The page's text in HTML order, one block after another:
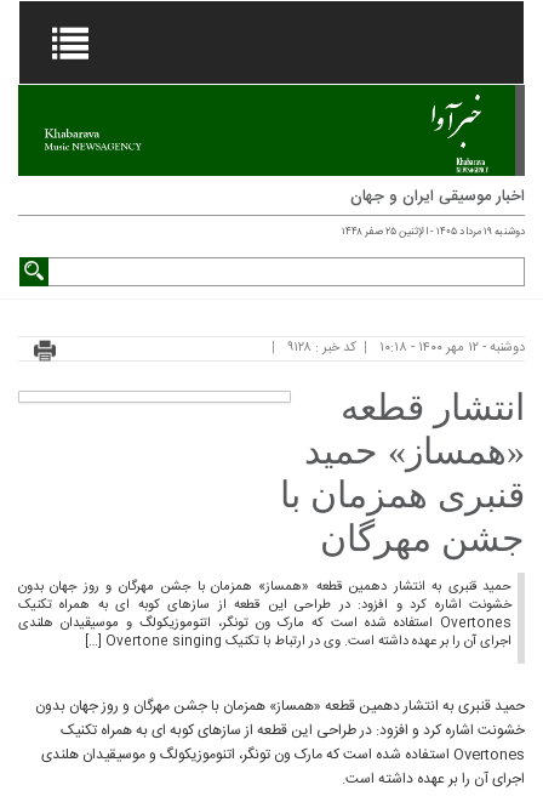
اخبار موسیقی ایران و جهان
دوشنبه ۱۹ مرداد ۱۴۰۵ - الإثنين ۲۵ صفر ۱۴۴۸
دوشنبه - ۱۲ مهر ۱۴۰۰ - ۱۰:۱۸ کد خبر : ۹۱۲۸
انتشار قطعه
«همساز» حمید
قنبری همزمان با
جشن مهرگان
حمید قنبری به انتشار دهمین قطعه «همساز» همزمان با جشن مهرگان و روز جهان بدون
خشونت اشاره کرد و افزود: در طراحی این قطعه از سازهای کوبه ای به همراه تکنیک
Overtones استفاده شده است که مارک ون تونگر، اتنوموزیکولگ و موسیقیدان هلندی
اجرای آن را بر عهده داشته است. وی در ارتباط با تکنیک Overtone singing […]
حمید قنبری به انتشار دهمین قطعه «همساز» همزمان با جشن مهرگان و روز جهان بدون
خشونت اشاره کرد و افزود: در طراحی این قطعه از سازهای کوبه ای به همراه تکنیک
Overtones استفاده شده است که مارک ون تونگر، اتنوموزیکولگ و موسیقیدان هلندی
اجرای آن را بر عهده داشته است.